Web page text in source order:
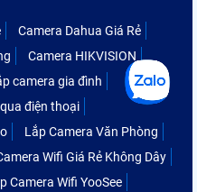
Camera Dahua Giá Rẻ
Camera HIKVISION
camera gia đình
điện thoại
Lắp Camera Văn Phòng
Wifi Giá Rẻ Không Dây
Camera Wifi YooSee